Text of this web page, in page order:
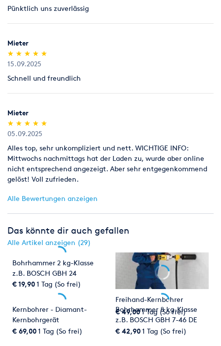
Legitimation
Als Neukunde bitten wir Sie einen gültigen amtlichen
(Personalausweis).
Pünktlich uns zuverlässig
Mieter
(*)
★
★
(*) ★
★
(*) ★
★
(*) ★
★
(*) ★
★
15.09.2025
Schnell und freundlich
Mieter
(*)
★
★
(*) ★
★
(*) ★
★
(*) ★
★
(*) ★
★
05.09.2025
Alles top, sehr unkompliziert und nett. WICHTIGE INFO:
Mittwochs nachmittags hat der Laden zu, wurde aber online
nicht entsprechend angezeigt. Aber sehr entgegenkommend
gelöst! Voll zufrieden.
Alle Bewertungen anzeigen
Das könnte dir auch gefallen
Alle Artikel anzeigen (29)
Bohrhammer 2 kg-Klasse
z.B. BOSCH GBH 24
€ 19,901 Tag (So frei)
Freihand-Kernbohrer
€ 49,001 Tag (So frei)
Kernbohrer - Diamant-
Kernbohrgerät
€ 69,001 Tag (So frei)
Bohrhammer 8 kg-Klasse
z.B. BOSCH GBH 7-46 DE
€ 42,901 Tag (So frei)